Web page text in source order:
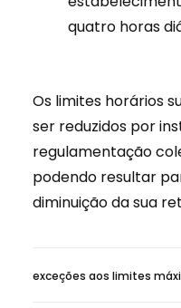
quatro horas
Os limites horários
ser reduzidos por
regulamentação
podendo resultar
diminuição da sua
exceções aos limites